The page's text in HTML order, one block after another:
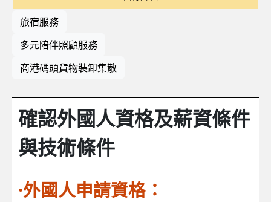
旅宿服務
多元陪伴照顧服務
商港碼頭貨物裝卸集散
確認外國人資格及薪資條件
與技術條件
·外國人申請資格：